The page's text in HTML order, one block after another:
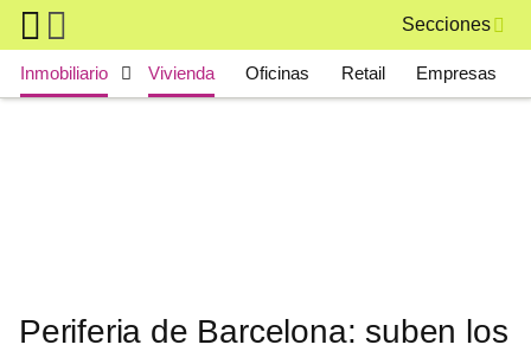
Skip to main content
Secciones
Main navigation
Inmobiliario Vivienda Oficinas Retail Empresas
Periferia de Barcelona: suben los